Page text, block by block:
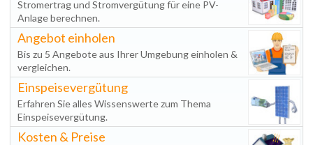
Stromertrag und Stromvergütung für eine PV-
Anlage berechnen.
Angebot einholen
Bis zu 5 Angebote aus Ihrer Umgebung einholen &
vergleichen.
Einspeisevergütung
Erfahren Sie alles Wissenswerte zum Thema
Einspeisevergütung.
Kosten & Preise